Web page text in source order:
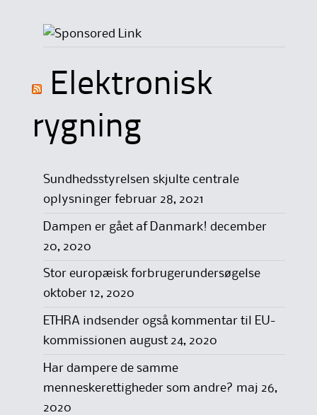
Elektronisk
rygning
Sundhedsstyrelsen skjulte centrale
oplysninger februar 28, 2021
Dampen er gået af Danmark! december
20, 2020
Stor europæisk forbrugerundersøgelse
oktober 12, 2020
ETHRA indsender også kommentar til EU-
kommissionen august 24, 2020
Har dampere de samme
menneskerettigheder som andre? maj 26,
2020